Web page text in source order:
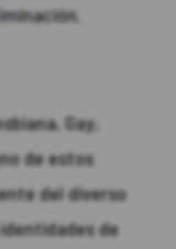
Gay,
de estos
del diverso
de